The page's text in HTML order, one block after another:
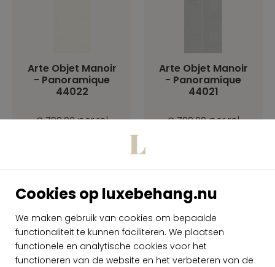
Cookies op luxebehang.nu
We maken gebruik van cookies om bepaalde
functionaliteit te kunnen faciliteren. We plaatsen
functionele en analytische cookies voor het
functioneren van de website en het verbeteren van de
Arte Objet Manoir
- Panoramique
44022
€ 799,00 per rol
Arte Objet Manoir
- Panoramique
44021
€ 799,00 per rol